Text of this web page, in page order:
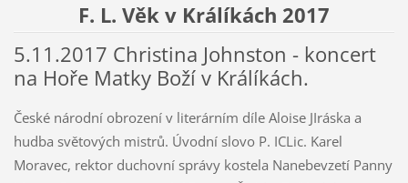
F. L. Věk v Králíkách 2017
5.11.2017 Christina Johnston - koncert
na Hoře Matky Boží v Králíkách.
České národní obrození v literárním díle Aloise JIráska a
hudba světových mistrů. Úvodní slovo P. ICLic. Karel
Moravec, rektor duchovní správy kostela Nanebevzetí Panny